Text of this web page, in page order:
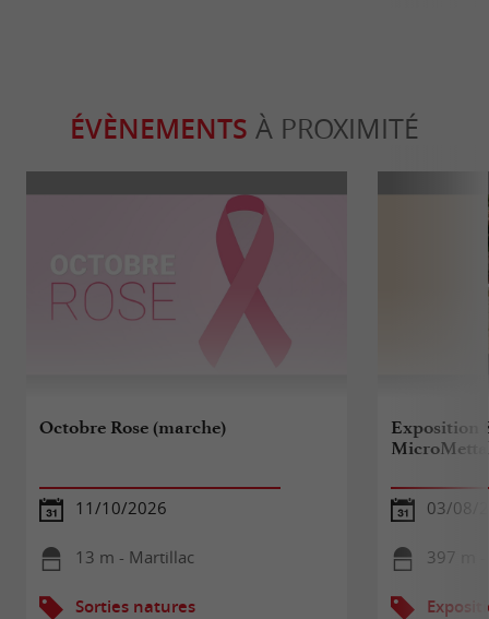
ÉVÈNEMENTS À PROXIMITÉ
Octobre Rose (marche)
11/10/2026
13 m - Martillac
Sorties natures
Exposition
03/08/
397 m